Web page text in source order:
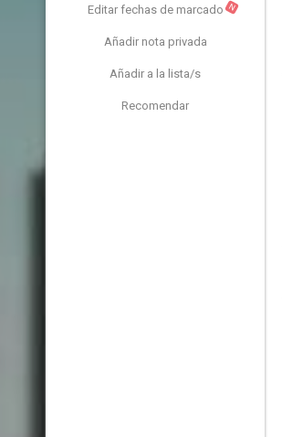
Editar fechas de marcado N
Añadir nota privada
Añadir a la lista/s
Recomendar